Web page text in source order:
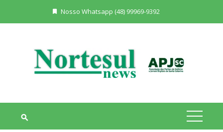
Nosso Whatsapp (48) 99969-9392